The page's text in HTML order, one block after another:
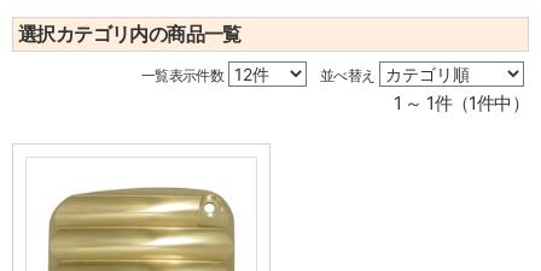
選択カテゴリ内の商品一覧
一覧表示件数 並べ替え
1 ～ 1件（1件中）